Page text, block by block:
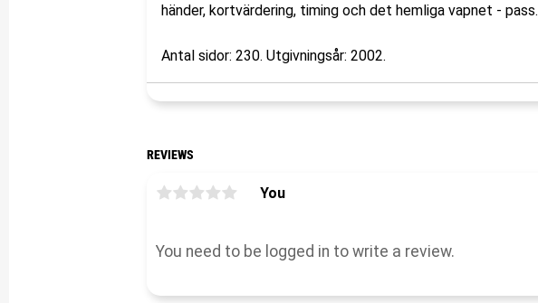
händer, kortvärdering, timing och det hemliga vapnet - pass.
Antal sidor: 230. Utgivningsår: 2002.
REVIEWS
You